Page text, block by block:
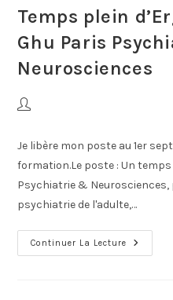
Temps plein
Ghu Paris
Neurosciences
Je libère mon poste au 1er
formation.Le poste : Un
Psychiatrie &
psychiatrie de l'adulte,…
Continuer La Lecture